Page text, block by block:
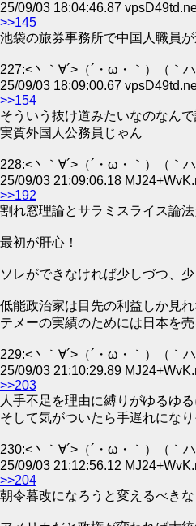
25/09/03 18:04:46.87
>>145
池袋の旅券事務所で中国人職員
227:<丶｀∀´>（´・ω・｀）（｀
25/09/03 18:09:00.67
>>154
そういう抜け道みたいなのなん
実質外国人公務員じゃん
228:<丶｀∀´>（´・ω・｀）（｀
25/09/03 21:09:06.18
>>192
割れ窓理論とサラミスライス論
最初が肝心！
ソレができなければ少しづつ、
低能政治家は目先の利益しか見
テメーの実績のためには日本を
229:<丶｀∀´>（´・ω・｀）（｀
25/09/03 21:10:29.89
>>203
人手不足を理由に縛りがゆるゆ
そして気がついたら手遅れにな
230:<丶｀∀´>（´・ω・｀）（｀
25/09/03 21:12:56.12
>>204
朝令暮改になろうと変えるべき